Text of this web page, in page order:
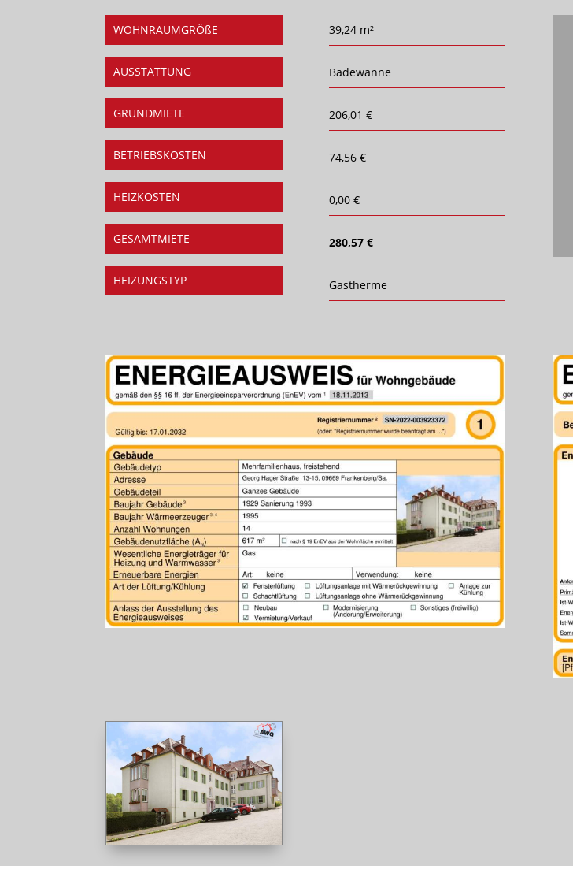
WOHNRAUMGRÖßE
AUSSTATTUNG
GRUNDMIETE
BETRIEBSKOSTEN
HEIZKOSTEN
GESAMTMIETE
HEIZUNGSTYP
39,24 m²
Badewanne
206,01 €
74,56 €
0,00 €
280,57 €
Gastherme